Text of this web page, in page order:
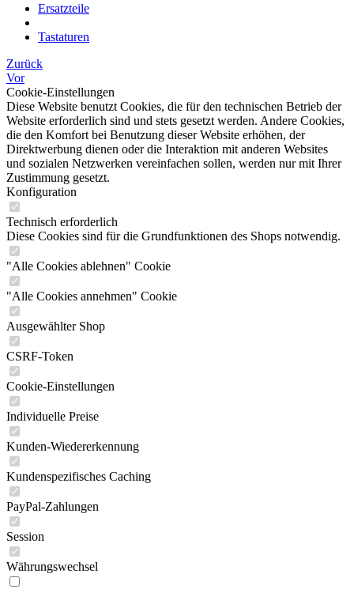
Ersatzteile
Tastaturen
Zurück
Vor
Cookie-Einstellungen
Diese Website benutzt Cookies, die für den technischen Betrieb der
Website erforderlich sind und stets gesetzt werden. Andere Cookies,
die den Komfort bei Benutzung dieser Website erhöhen, der
Direktwerbung dienen oder die Interaktion mit anderen Websites
und sozialen Netzwerken vereinfachen sollen, werden nur mit Ihrer
Zustimmung gesetzt.
Konfiguration
Technisch erforderlich
Diese Cookies sind für die Grundfunktionen des Shops notwendig.
"Alle Cookies ablehnen" Cookie
"Alle Cookies annehmen" Cookie
Ausgewählter Shop
CSRF-Token
Cookie-Einstellungen
Individuelle Preise
Kunden-Wiedererkennung
Kundenspezifisches Caching
PayPal-Zahlungen
Session
Währungswechsel